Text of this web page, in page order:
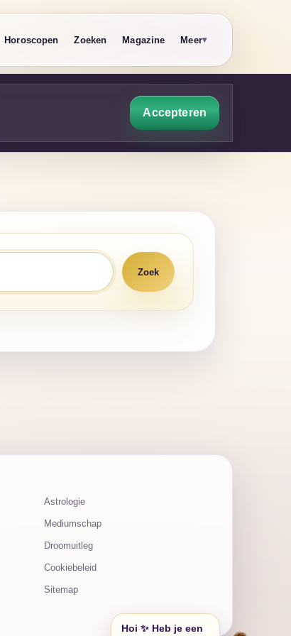
Horoscopen Zoeken Magazine Meer
Accepteren
Astrologie
Mediumschap
Droomuitleg
Cookiebeleid
Sitemap
Hoi ✨ Heb je een